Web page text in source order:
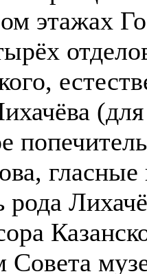
этажах
рода
Совета